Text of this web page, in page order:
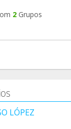
2 Grupos
LÓPEZ